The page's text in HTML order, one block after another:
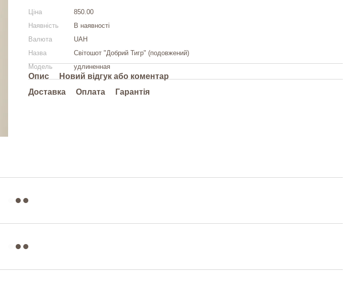
Ціна
850.00
Наявність
В наявності
Валюта
UAH
Назва
Світошот "Добрий Тигр" (подовжений)
Модель
удлиненная
Опис
Новий відгук або коментар
Доставка
Оплата Гарантія